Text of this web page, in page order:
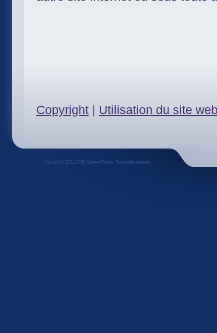
Copyright | Utilisation du site
Copyright © 2011,2026 Sphere France. Tous droits réservés.